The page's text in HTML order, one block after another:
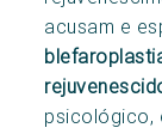
acusam e
psicológico,